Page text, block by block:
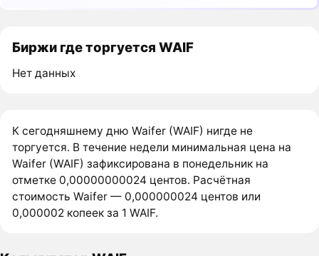
Биржи где торгуется WAIF
Нет данных
К сегодняшнему дню Waifer (WAIF) нигде не
торгуется. В течение недели минимальная цена на
Waifer (WAIF) зафиксирована в понедельник на
отметке 0,00000000024 центов. Расчётная
стоимость Waifer — 0,000000024 центов или
0,000002 копеек за 1 WAIF.